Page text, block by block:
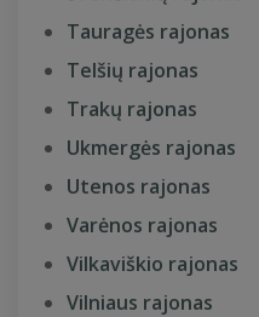
Tauragės rajonas
Telšių rajonas
Trakų rajonas
Ukmergės rajonas
Utenos rajonas
Varėnos rajonas
Vilkaviškio rajonas
Vilniaus rajonas